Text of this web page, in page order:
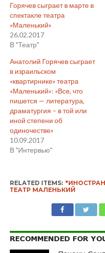
Горячев сыграет в марте в
спектакле театра
«Маленький»
26.02.2017
В "Театр"
Анатолий Горячев сыграет
в израильском
«квартирнике» театра
«Маленький»: «Все, что
пишется — литература,
драматургия – в той или
иной степени об
одиночестве»
10.09.2017
В "Интервью"
RELATED ITEMS:
ТЕАТР МАЛЕНЬКИЙ
RECOMMENDED FOR